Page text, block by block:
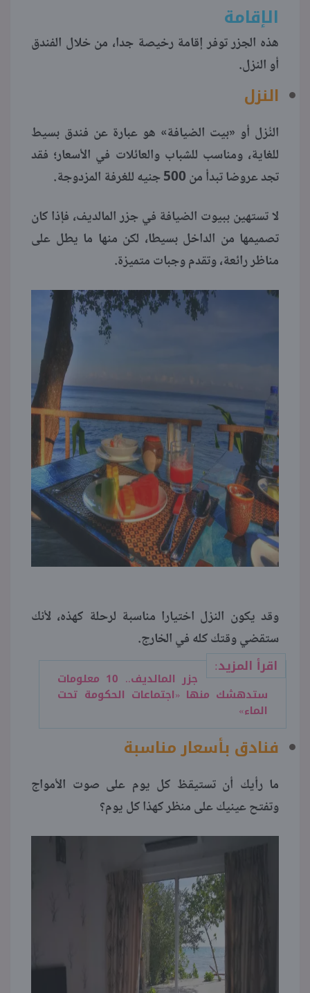
الإقامة
هذه الجزر توفر إقامة رخيصة جدا، من خلال الفندق
أو النزل.
النزل
النُزل أو «بيت الضيافة» هو عبارة عن فندق بسيط
للغاية، ومناسب للشباب والعائلات في الأسعار؛ فقد
تجد عروضا تبدأ من 500 جنيه للغرفة المزدوجة.
لا تستهين ببيوت الضيافة في جزر المالديف، فإذا كان
تصميمها من الداخل بسيطا، لكن منها ما يطل على
مناظر رائعة، وتقدم وجبات متميزة.
وقد يكون النزل اختيارا مناسبة لرحلة كهذه، لأنك
ستقضي وقتك كله في الخارج.
اقرأ المزيد:
جزر المالديف.. 10 معلومات
ستدهشك منها «اجتماعات الحكومة تحت
الماء»
فنادق بأسعار مناسبة
ما رأيك أن تستيقظ كل يوم على صوت الأمواج
وتفتح عينيك على منظر كهذا كل يوم؟